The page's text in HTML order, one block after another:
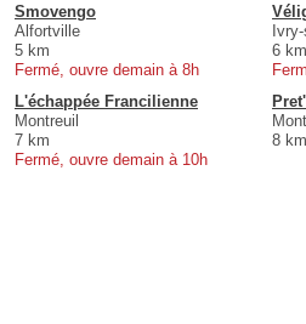
Smovengo
Alfortville
5 km
Fermé, ouvre demain à 8h
6 km
L'échappée Francilienne
Montreuil
7 km
Fermé, ouvre demain à 10h
8 km